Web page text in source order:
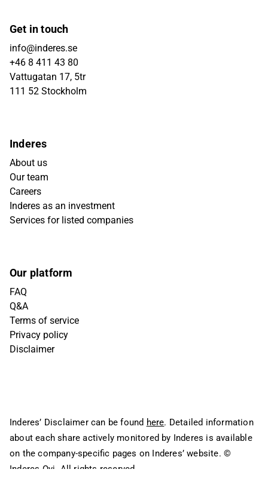
Get in touch
info@inderes.se
+46 8 411 43 80
Vattugatan 17, 5tr
111 52 Stockholm
Inderes
About us
Our team
Careers
Inderes as an investment
Services for listed companies
Our platform
FAQ
Q&A
Terms of service
Privacy policy
Disclaimer
Inderes’ Disclaimer can be found here. Detailed information
about each share actively monitored by Inderes is available
on the company-specific pages on Inderes’ website. ©
Inderes Oyj. All rights reserved.